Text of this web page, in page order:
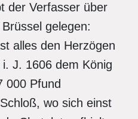
der Verfasser über
gelegen:
alles den Herzögen
J. 1606 dem König
000 Pfund
wo sich einst